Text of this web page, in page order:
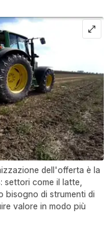
dell'offerta è la
settori come il latte,
bisogno di strumenti di
valore in modo più